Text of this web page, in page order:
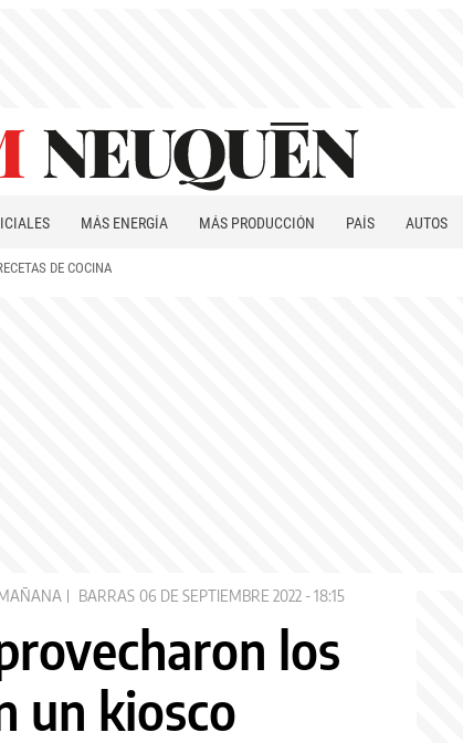
MÁS ENERGÍA MÁS PRODUCCIÓN PAÍS AUTOS
DE COCINA
BARRAS 06 DE SEPTIEMBRE 2022 - 18:15
los
un kiosco